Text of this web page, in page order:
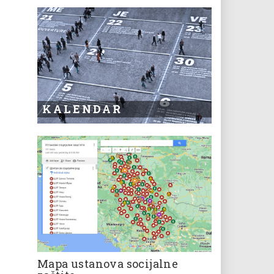
KALENDAR
Mapa ustanova socijalne